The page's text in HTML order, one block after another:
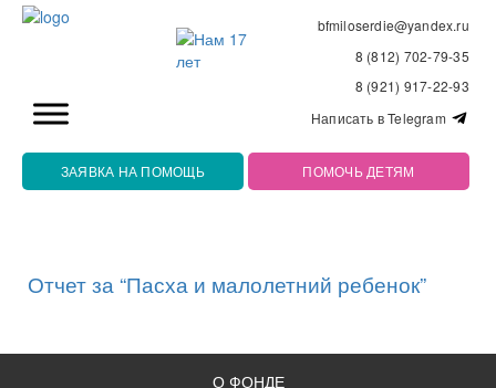
bfmiloserdie@yandex.ru
8 (812) 702-79-35
8 (921) 917-22-93
Написать в Telegram
ЗАЯВКА НА ПОМОЩЬ ПОМОЧЬ ДЕТЯМ
Отчет за “Пасха и малолетний ребенок”
О ФОНДЕ